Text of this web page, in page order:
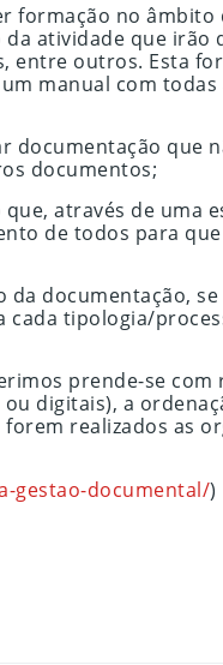
formação no
atividade que
entre outros. Esta
manual com
que
documentos;
através de
de todos para
documentação,
tipologia/
prende-se
digitais), a
realizados as
gestao-documental/)